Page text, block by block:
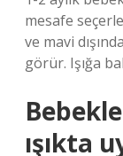
mesafe
ve mavi
görür. Işığa
ışıkta